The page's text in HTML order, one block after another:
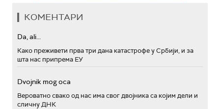
КОМЕНТАРИ
Da, ali...
Како преживети прва три дана катастрофе у Србији, и за
шта нас припрема ЕУ
Dvojnik mog oca
Вероватно свако од нас има свог двојника са којим дели и
сличну ДНК